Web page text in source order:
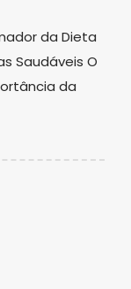
da Dieta
Saudáveis O
da